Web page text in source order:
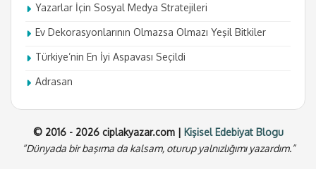
Yazarlar İçin Sosyal Medya Stratejileri
Ev Dekorasyonlarının Olmazsa Olmazı Yeşil Bitkiler
Türkiye’nin En İyi Aspavası Seçildi
Adrasan
© 2016 - 2026 ciplakyazar.com | Kişisel Edebiyat Blogu
“Dünyada bir başıma da kalsam, oturup yalnızlığımı yazardım.”